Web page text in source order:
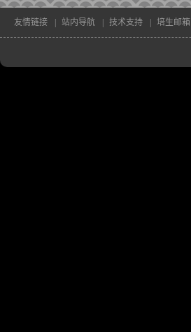
友情链接 站内导航 技术支持 培生邮箱